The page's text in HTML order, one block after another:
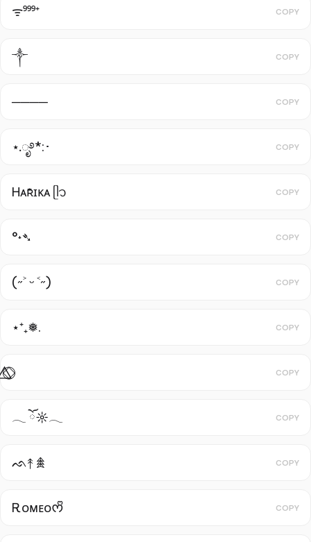
ᯤ⁹⁹⁹⁺ COPY
༒︎ COPY
──── COPY
⋆.ೃ࿔*:･ COPY
Ꮋᴀʀꤪꤨꤪꤨɪᴋᴀ ᥫ᭡ COPY
°˖➴ COPY
(˶˃ ᵕ ˂˶) COPY
⋆⁺₊❅. COPY
⃤⃟⃝ ㅤㅤㅤㅤㅤㅤㅤ COPY
𓂃 ོ☼𓂃 COPY
ᨒ↟ 𖠰 COPY
Ꭱᴏᴍᴇᴏㅤᰔᩚ COPY